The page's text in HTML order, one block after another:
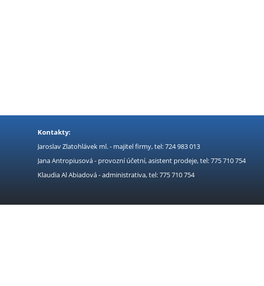
Kontakty:
Jaroslav Zlatohlávek ml. - majitel firmy, tel: 724 983 013
Jana Antropiusová - provozní účetní, asistent prodeje, tel: 775 710 754
Klaudia Al Abiadová - administrativa, tel: 775 710 754